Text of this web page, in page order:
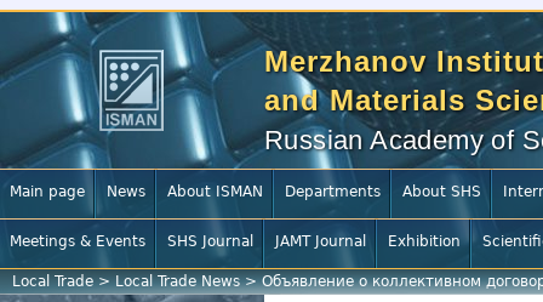
Merzhanov
and Materials
Russian Academy of
Main page News About ISMAN Departments About SHS
Meetings & Events SHS Journal JAMT Journal Exhibition
Local Trade>Local Trade News>Объявление о коллективном